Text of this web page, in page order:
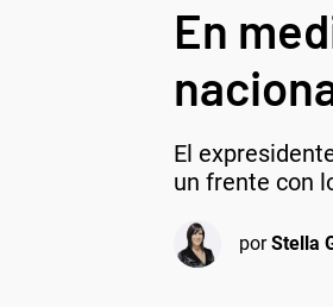
En
El
un frente con
porStella